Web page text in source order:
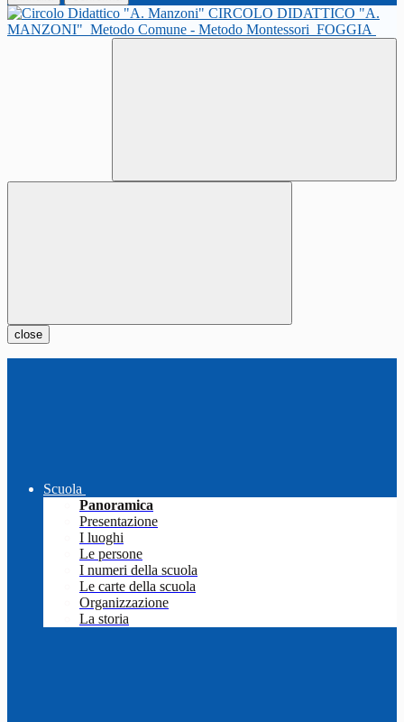
CIRCOLO DIDATTICO "A.
MANZONI" Metodo Comune - Metodo Montessori FOGGIA
close
Scuola
Panoramica
Presentazione
I luoghi
Le persone
I numeri della scuola
Le carte della scuola
Organizzazione
La storia